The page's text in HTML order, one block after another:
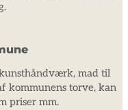
mad til
kommunens torve, kan